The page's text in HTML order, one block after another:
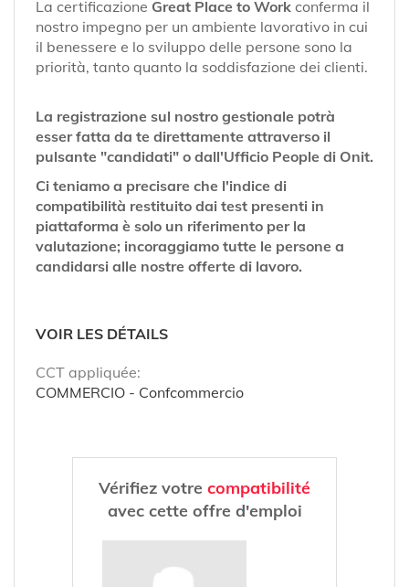
La certificazione Great Place to Work conferma il
nostro impegno per un ambiente lavorativo in cui
il benessere e lo sviluppo delle persone sono la
priorità, tanto quanto la soddisfazione dei clienti.
La registrazione sul nostro gestionale potrà
esser fatta da te direttamente attraverso il
pulsante "candidati" o dall'Ufficio People di Onit.
Ci teniamo a precisare che l'indice di
compatibilità restituito dai test presenti in
piattaforma è solo un riferimento per la
valutazione; incoraggiamo tutte le persone a
candidarsi alle nostre offerte di lavoro.
VOIR LES DÉTAILS
CCT appliquée:
COMMERCIO - Confcommercio
Vérifiez votre compatibilité
avec cette offre d'emploi